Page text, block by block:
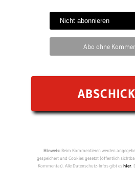
Abo ohne
Hinweis:Beim Kommentieren werden
gespeichert und Cookies gesetzt (öffentlich
Kommentar). Alle Datenschutz-Infos gibt eshier.